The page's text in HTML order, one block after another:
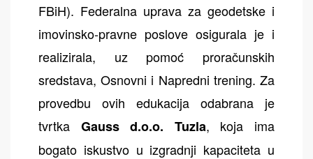
FBiH). Federalna uprava za geodetske i
imovinsko-pravne poslove osigurala je i
realizirala, uz pomoć proračunskih
sredstava, Osnovni i Napredni trening. Za
provedbu ovih edukacija odabrana je
tvrtka Gauss d.o.o. Tuzla, koja ima
bogato iskustvo u izgradnji kapaciteta u